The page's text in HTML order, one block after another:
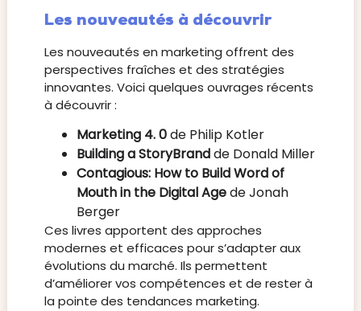
Les nouveautés à découvrir
Les nouveautés en marketing offrent des
perspectives fraîches et des stratégies
innovantes. Voici quelques ouvrages récents
à découvrir :
Marketing 4. 0de Philip Kotler
Building a StoryBrandde Donald Miller
Contagious: How to Build Word of
Mouth in the Digital Agede Jonah
Berger
Ces livres apportent des approches
modernes et efficaces pour s’adapter aux
évolutions du marché. Ils permettent
d’améliorer vos compétences et de rester à
la pointe des tendances marketing.